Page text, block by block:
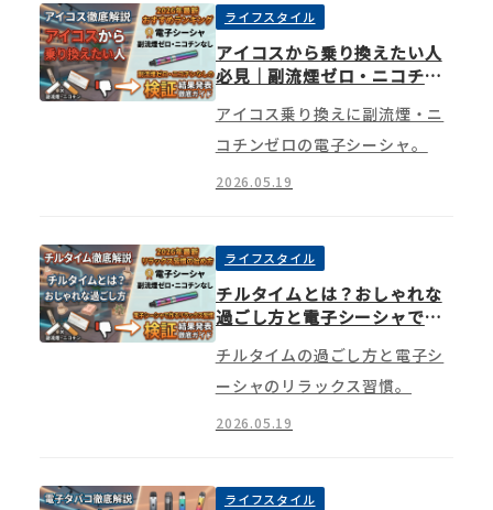
ライフスタイル
アイコスから乗り換えたい人
必見｜副流煙ゼロ・ニコチン
なしの電子シーシャという選
択肢
アイコス乗り換えに副流煙・ニ
コチンゼロの電子シーシャ。
2026.05.19
ライフスタイル
チルタイムとは？おしゃれな
過ごし方と電子シーシャで作
るリラックス習慣の始め方
チルタイムの過ごし方と電子シ
ーシャのリラックス習慣。
2026.05.19
ライフスタイル